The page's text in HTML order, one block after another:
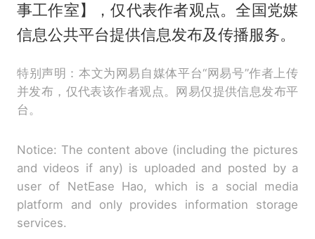
事工作室】，仅代表作者观点。全国党媒
信息公共平台提供信息发布及传播服务。
特别声明：本文为网易自媒体平台“网易号”作者上传
并发布，仅代表该作者观点。网易仅提供信息发布平
台。
Notice: The content above (including the pictures
and videos if any) is uploaded and posted by a
user of NetEase Hao, which is a social media
platform and only provides information storage
services.